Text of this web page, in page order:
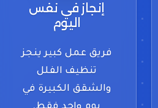
إنجاز في نفس
اليوم
فريق عمل كبير ينجز
تنظيف الفلل
والشقق الكبيرة في